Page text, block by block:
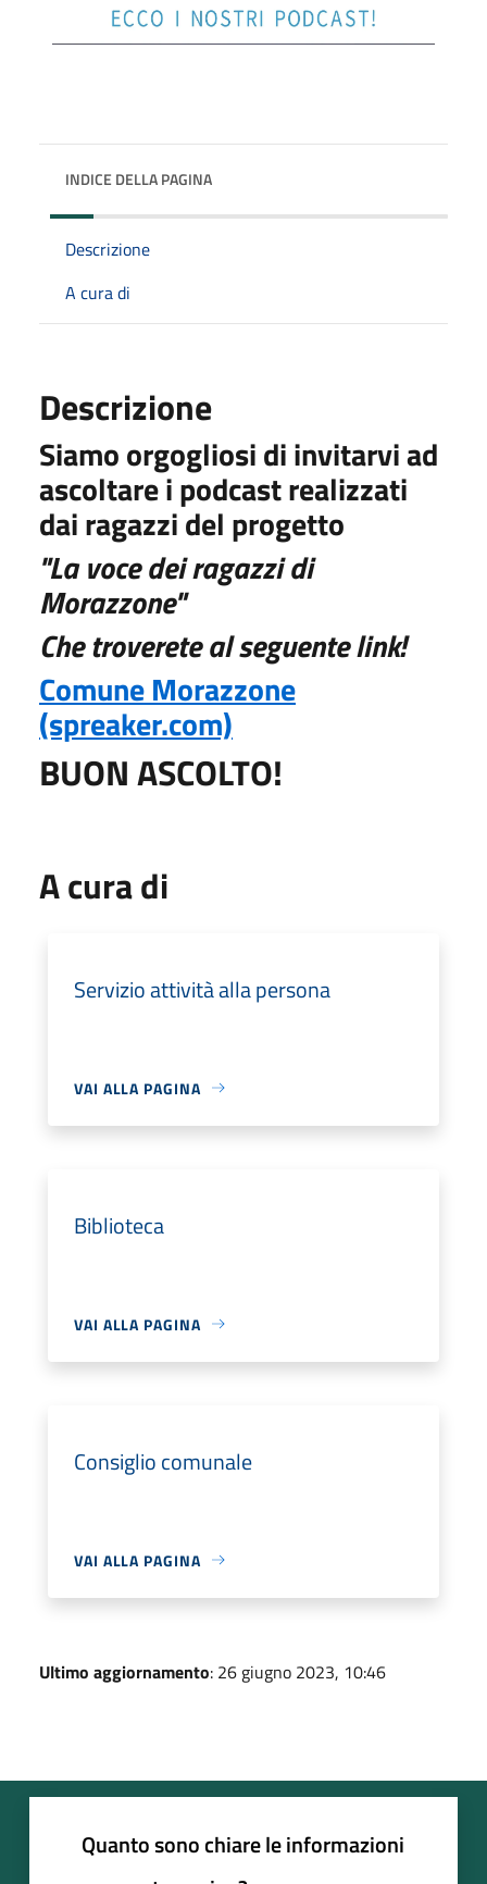
INDICE DELLA PAGINA
Descrizione
A cura di
Descrizione
Siamo orgogliosi di invitarvi ad
ascoltare i podcast realizzati
dai ragazzi del progetto
"La voce dei ragazzi di
Morazzone"
Che troverete al seguente link!
Comune Morazzone
(spreaker.com)
BUON ASCOLTO!
A cura di
Servizio attività alla persona
VAI ALLA PAGINA
Biblioteca
VAI ALLA PAGINA
Consiglio comunale
VAI ALLA PAGINA
Ultimo aggiornamento: 26 giugno 2023, 10:46
Quanto sono chiare le informazioni